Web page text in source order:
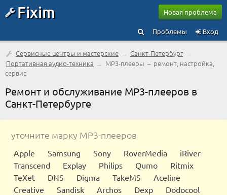
Fixim Новая проблема
Вход
Проблемы
Сервисные центры и мастерские → Санкт-Петербург →
Портативная аудио-техника → MP3-плееры – ремонт, настройка,
сервис
Ремонт и обслуживание MP3-плееров в
Санкт-Петербурге
уточните марку MP3-плееров
Apple Samsung Sony RoverMedia
iRiver
Transcend
Explay Philips Qumo
Ritmix
TeXet
DNS Digma TakeMS
Aceline
Creative
Sandisk Archos Dexp
Dodocool